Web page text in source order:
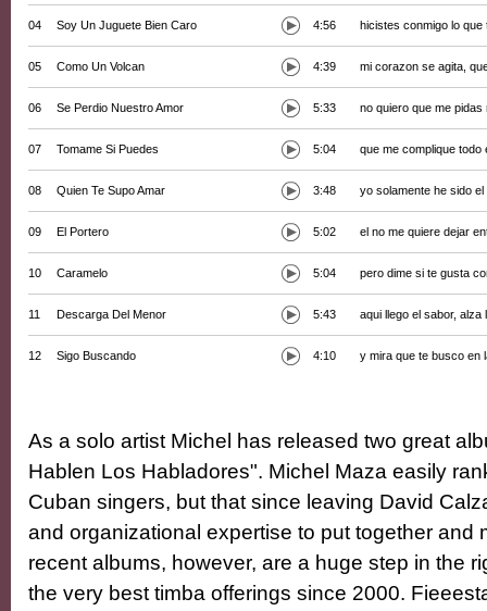
04 Soy Un Juguete Bien Caro 4:56 hicistes conmigo lo que
05 Como Un Volcan 4:39 mi corazon se agita,
06 Se Perdio Nuestro Amor 5:33 no quiero que me pidas
07 Tomame Si Puedes 5:04 que me complique todo
08 Quien Te Supo Amar 3:48 yo solamente he sido el
09 El Portero 5:02 el no me quiere dejar
10 Caramelo 5:04 pero dime si te gusta
11 Descarga Del Menor 5:43 aqui llego el sabor, alza
12 Sigo Buscando 4:10 y mira que te busco en
As a solo artist Michel has released two great
Hablen Los Habladores". Michel Maza easily
Cuban singers, but that since leaving David
and organizational expertise to put together and
recent albums, however, are a huge step in the
the very best timba offerings since 2000.